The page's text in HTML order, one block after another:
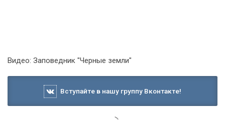
Видео: Заповедник "Черные земли"
Вступайте в нашу группу Вконтакте!